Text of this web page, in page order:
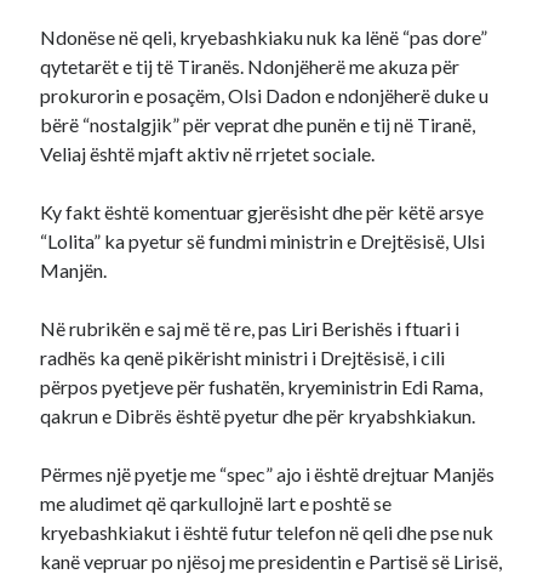
Ndonëse në qeli, kryebashkiaku nuk ka lënë “pas dore”
qytetarët e tij të Tiranës. Ndonjëherë me akuza për
prokurorin e posaçëm, Olsi Dadon e ndonjëherë duke u
bërë “nostalgjik” për veprat dhe punën e tij në Tiranë,
Veliaj është mjaft aktiv në rrjetet sociale.
Ky fakt është komentuar gjerësisht dhe për këtë arsye
“Lolita” ka pyetur së fundmi ministrin e Drejtësisë, Ulsi
Manjën.
Në rubrikën e saj më të re, pas Liri Berishës i ftuari i
radhës ka qenë pikërisht ministri i Drejtësisë, i cili
përpos pyetjeve për fushatën, kryeministrin Edi Rama,
qakrun e Dibrës është pyetur dhe për kryabshkiakun.
Përmes një pyetje me “spec” ajo i është drejtuar Manjës
me aludimet që qarkullojnë lart e poshtë se
kryebashkiakut i është futur telefon në qeli dhe pse nuk
kanë vepruar po njësoj me presidentin e Partisë së Lirisë,